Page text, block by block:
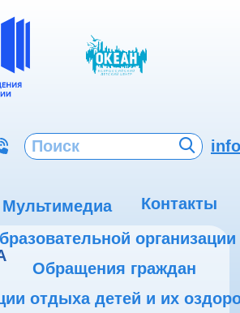
Мультимедиа
Контакты
организации
Обращения граждан
отдыха детей и их